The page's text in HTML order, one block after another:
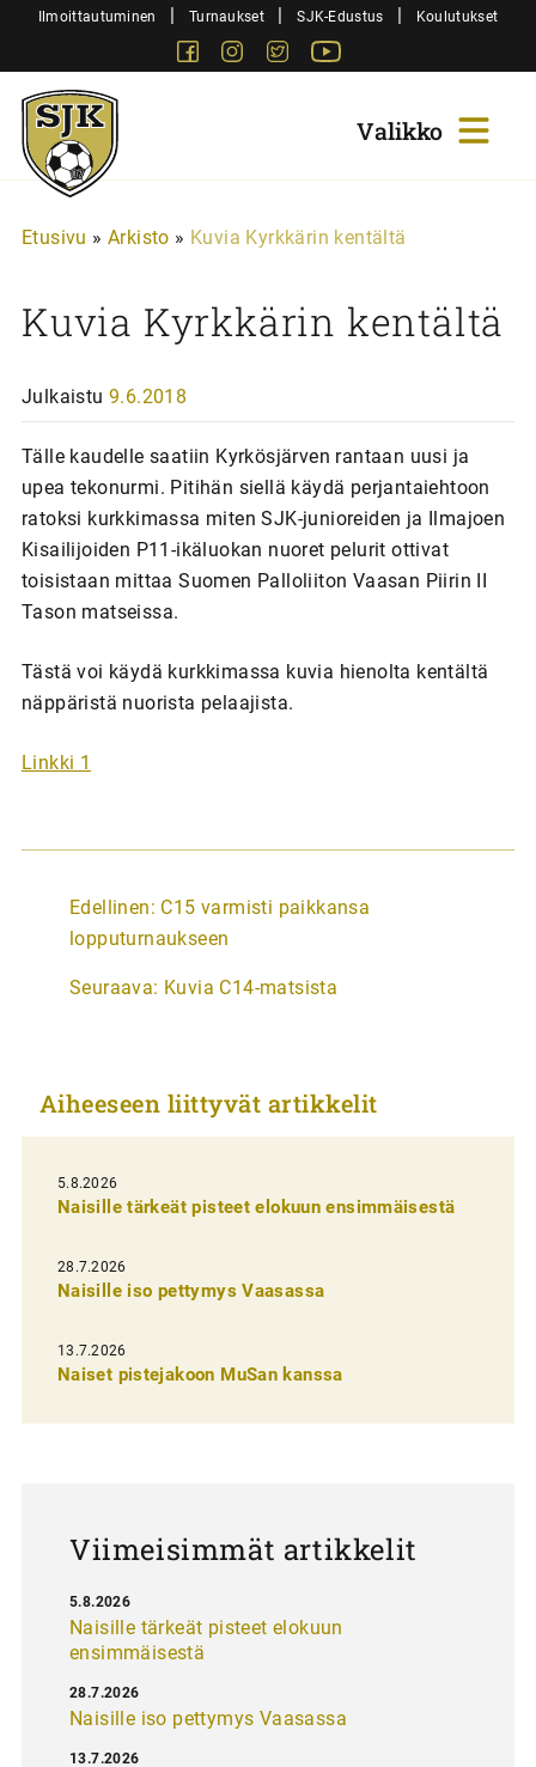
SiirryIlmoittautuminen | Turnaukset | SJK-Edustus | Koulutukset
FacebookInstagram
Twitter
Sjk-
Juniorit
Etusivu » Arkisto » Kuvia Kyrkkärin kentältä
Kuvia Kyrkkärin kentältä
Julkaistu 9.6.2018
Tälle kaudelle saatiin Kyrkösjärven rantaan uusi ja
upea tekonurmi. Pitihän siellä käydä perjantaiehtoon
ratoksi kurkkimassa miten SJK-junioreiden ja Ilmajoen
Kisailijoiden P11-ikäluokan nuoret pelurit ottivat
toisistaan mittaa Suomen Palloliiton Vaasan Piirin II
Tason matseissa.
Tästä voi käydä kurkkimassa kuvia hienolta kentältä
näppäristä nuorista pelaajista.
Linkki 1
A
r
i
e
i
e
n
s
e
l
Edellinen: C15 varmisti paikkansa
lopputurnaukseen
Seuraava: Kuvia C14-matsista
Aiheeseen liittyvät artikkelit
5.8.2026
Naisille tärkeät pisteet elokuun ensimmäisestä
28.7.2026
Naisille iso pettymys Vaasassa
13.7.2026
Naiset pistejakoon MuSan kanssa
Viimeisimmät artikkelit
Naisille tärkeät pisteet elokuun
ensimmäisestä
5.8.2026
Naisille iso pettymys Vaasassa
28.7.2026
13.7.2026